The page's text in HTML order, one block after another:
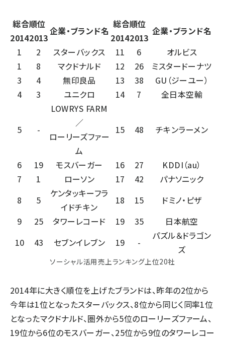
総合順位
企業・ブランド名
総合順位
企業・ブランド名
20142013 20142013
1
2 スターバックス 11 6
オルビス
1
8 マクドナルド 12 26
ミスタードーナツ
3
4 無印良品 13 38
GU（ジーユー）
4
3 ユニクロ 14 7 全日本空輸
5 -
LOWRYS FARM
／
ローリーズファー
ム
15 48 チキンラーメン
6 19 モスバーガー 16 27
KDDI（au）
7
1 ローソン 17 42
パナソニック
8
5
ケンタッキーフラ
イドチキン
18 15
ドミノ・ピザ
9
25 タワーレコード 19 35
日本航空
10
43 セブンイレブン 19 -
パズル＆ドラゴン
ズ
ソーシャル活用売上ランキング上位20社
2014年に大きく順位を上げたブランドは、昨年の2位から
今年は1位となったスターバックス、8位から同じく同率1位
となったマクドナルド、圏外から5位のローリーズファーム、
19位から6位のモスバーガー、25位から9位のタワーレコー